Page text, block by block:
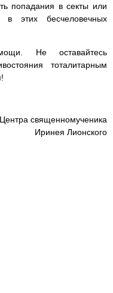
попадания в секты или
этих бесчеловечных
Не оставайтесь
тоталитарным
священномученика
Иринея Лионского